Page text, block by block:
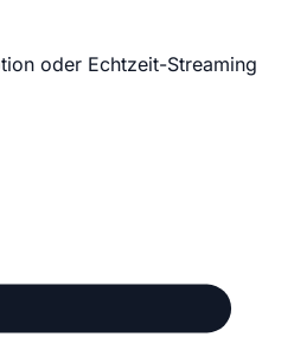
oder Echtzeit-Streaming